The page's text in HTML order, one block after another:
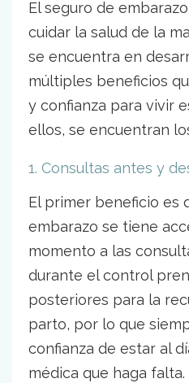
El seguro de
cuidar la salud de la
se encuentra en
múltiples beneficios
y confianza para vivir
ellos, se encuentran
1. Consultas antes y
El primer beneficio es
embarazo se tiene
momento a las
durante el control
posteriores para la
parto, por lo que
confianza de estar al
médica que haga falta.